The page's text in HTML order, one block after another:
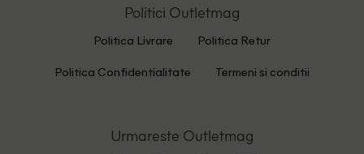
Politici Outletmag
Politica Livrare Politica Retur
Politica Confidentialitate Termeni si conditii
Urmareste Outletmag